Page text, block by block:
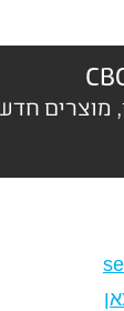
מוצרים